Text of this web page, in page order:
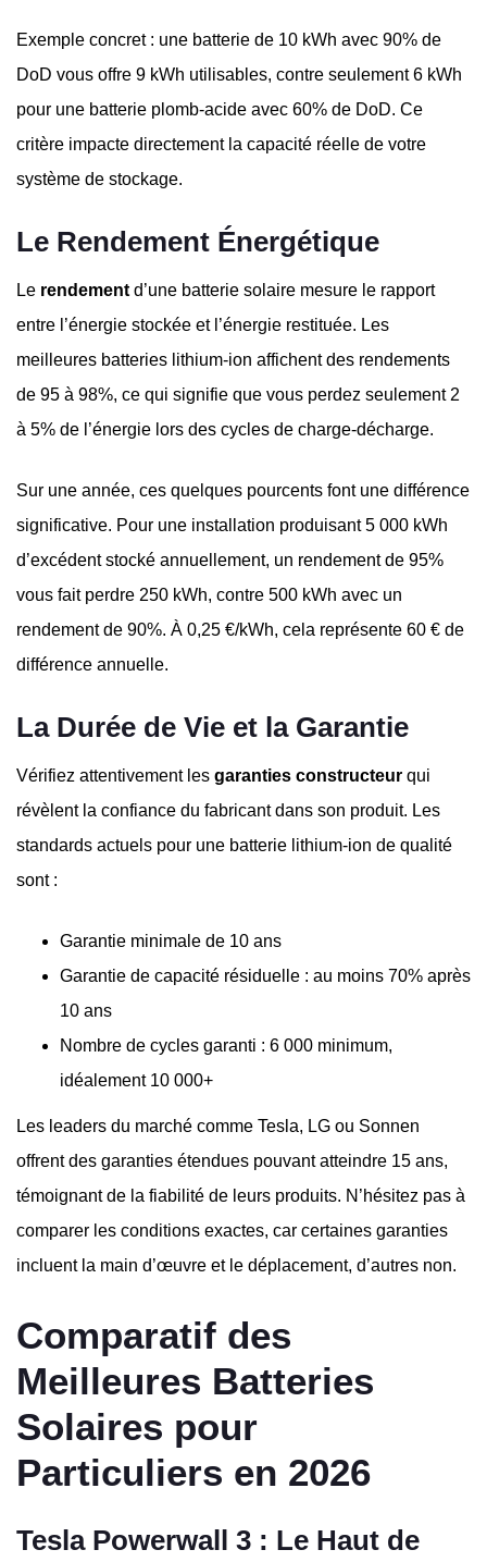
Exemple concret : une batterie de 10 kWh avec 90% de
DoD vous offre 9 kWh utilisables, contre seulement 6 kWh
pour une batterie plomb-acide avec 60% de DoD. Ce
critère impacte directement la capacité réelle de votre
système de stockage.
Le Rendement Énergétique
Le rendementd’une batterie solaire mesure le rapport
entre l’énergie stockée et l’énergie restituée. Les
meilleures batteries lithium-ion affichent des rendements
de 95 à 98%, ce qui signifie que vous perdez seulement 2
à 5% de l’énergie lors des cycles de charge-décharge.
Sur une année, ces quelques pourcents font une différence
significative. Pour une installation produisant 5 000 kWh
d’excédent stocké annuellement, un rendement de 95%
vous fait perdre 250 kWh, contre 500 kWh avec un
rendement de 90%. À 0,25 €/kWh, cela représente 60 € de
différence annuelle.
La Durée de Vie et la Garantie
Vérifiez attentivement les garanties constructeur qui
révèlent la confiance du fabricant dans son produit. Les
standards actuels pour une batterie lithium-ion de qualité
sont :
Garantie minimale de 10 ans
Garantie de capacité résiduelle : au moins 70% après
10 ans
Nombre de cycles garanti : 6 000 minimum,
idéalement 10 000+
Les leaders du marché comme Tesla, LG ou Sonnen
offrent des garanties étendues pouvant atteindre 15 ans,
témoignant de la fiabilité de leurs produits. N’hésitez pas à
comparer les conditions exactes, car certaines garanties
incluent la main d’œuvre et le déplacement, d’autres non.
Comparatif des
Meilleures Batteries
Solaires pour
Particuliers en 2026
Tesla Powerwall 3 : Le Haut de